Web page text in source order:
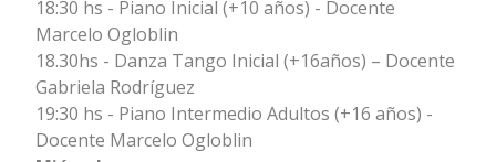
18:30 hs - Piano Inicial (+10 años) - Docente
Marcelo Ogloblin
18.30hs - Danza Tango Inicial (+16años) – Docente
Gabriela Rodríguez
19:30 hs - Piano Intermedio Adultos (+16 años) -
Docente Marcelo Ogloblin